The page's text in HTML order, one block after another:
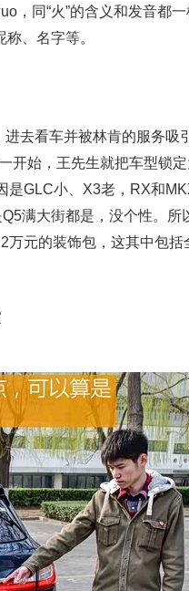
同“火”的含义和发音都
、名字等。
去看车并被林肯的服务吸
开始，王先生就把车型锁
GLC小、X3老，RX和
满大街都是，没个性。所
元的装饰包，这其中包括